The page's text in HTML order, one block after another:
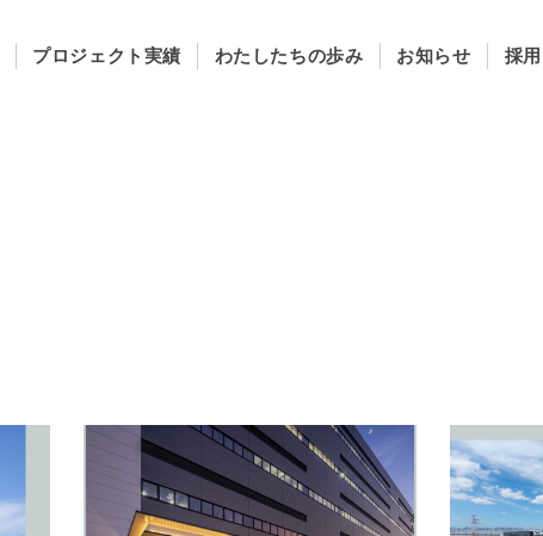
プロジェクト実績 わたしたちの歩み お知らせ 採用